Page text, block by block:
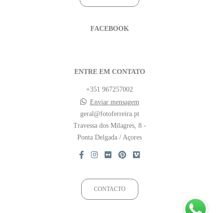
FACEBOOK
ENTRE EM CONTATO
+351 967257002
Enviar mensagem
geral@fotoferreira.pt
Travessa dos Milagres, 8 -
Ponta Delgada / Açores
CONTACTO